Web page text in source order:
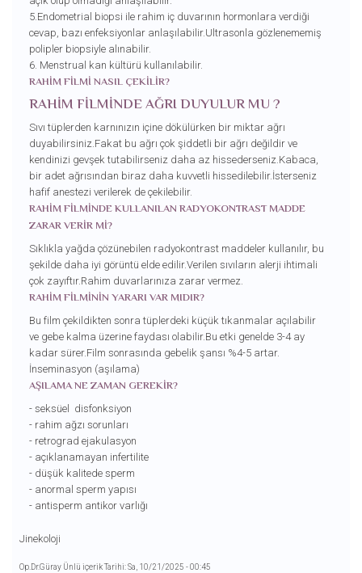
5.Endometrial biopsi ile rahim iç duvarının hormonlara verdiği
cevap, bazı enfeksiyonlar anlaşılabilir.Ultrasonla gözlenememiş
polipler biopsiyle alınabilir.
6. Menstrual kan kültürü kullanılabilir.
RAHİM FİLMİ NASIL ÇEKİLİR?
RAHİM FİLMİNDE AĞRI DUYULUR MU ?
Sıvı tüplerden karnınızın içine dökülürken bir miktar ağrı
duyabilirsiniz.Fakat bu ağrı çok şiddetli bir ağrı değildir ve
kendinizi gevşek tutabilirseniz daha az hissederseniz.Kabaca,
bir adet ağrısından biraz daha kuvvetli hissedilebilir.İsterseniz
hafif anestezi verilerek de çekilebilir.
RAHİM FİLMİNDE KULLANILAN RADYOKONTRAST MADDE
ZARAR VERİR Mİ?
Sıklıkla yağda çözünebilen radyokontrast maddeler kullanılır, bu
şekilde daha iyi görüntü elde edilir.Verilen sıvıların alerji ihtimali
çok zayıftır.Rahim duvarlarınıza zarar vermez.
RAHİM FİLMİNİN YARARI VAR MIDIR?
Bu film çekildikten sonra tüplerdeki küçük tıkanmalar açılabilir
ve gebe kalma üzerine faydası olabilir.Bu etki genelde 3-4 ay
kadar sürer.Film sonrasında gebelik şansı %4-5 artar.
İnseminasyon (aşılama)
AŞILAMA NE ZAMAN GEREKİR?
- seksüel disfonksiyon
- rahim ağzı sorunları
- retrograd ejakulasyon
- açıklanamayan infertilite
- düşük kalitede sperm
- anormal sperm yapısı
- antisperm antikor varlığı
Jinekoloji
Op.Dr.Güray Ünlü içerik Tarihi: Sa, 10/21/2025 - 00:45